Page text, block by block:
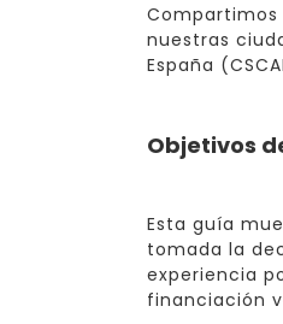
nuestras
España
Objetivos
Esta guía
tomada la
experiencia
financiación